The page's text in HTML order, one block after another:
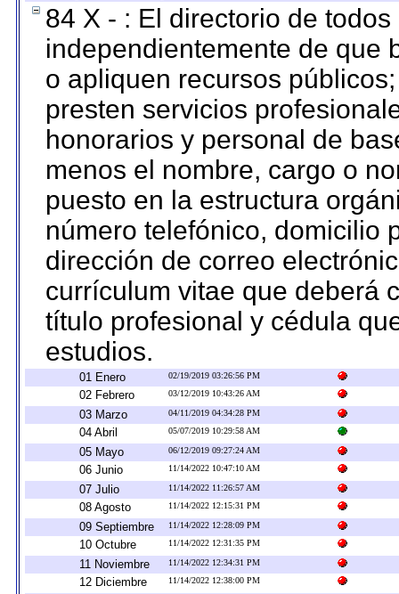
84 X - : El directorio de
independientemente de que
o apliquen recursos
presten servicios
honorarios y personal de
menos el nombre, cargo o
puesto en la estructura
número telefónico, domicilio
dirección de correo
currículum vitae que deberá
título profesional y cédula
estudios.
01 Enero 02/19/2019 03:26:56 PM
02 Febrero 03/12/2019 10:43:26 AM
03 Marzo 04/11/2019 04:34:28 PM
04 Abril 05/07/2019 10:29:58 AM
05 Mayo 06/12/2019 09:27:24 AM
06 Junio 11/14/2022 10:47:10 AM
07 Julio 11/14/2022 11:26:57 AM
08 Agosto 11/14/2022 12:15:31 PM
09 Septiembre 11/14/2022 12:28:09 PM
10 Octubre 11/14/2022 12:31:35 PM
11 Noviembre 11/14/2022 12:34:31 PM
12 Diciembre 11/14/2022 12:38:00 PM